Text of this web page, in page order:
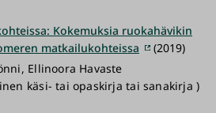
Kokemuksia ruokahävikin
matkailukohteissa
(2019)
Ellinoora Havaste
käsi- tai opaskirja tai sanakirja )